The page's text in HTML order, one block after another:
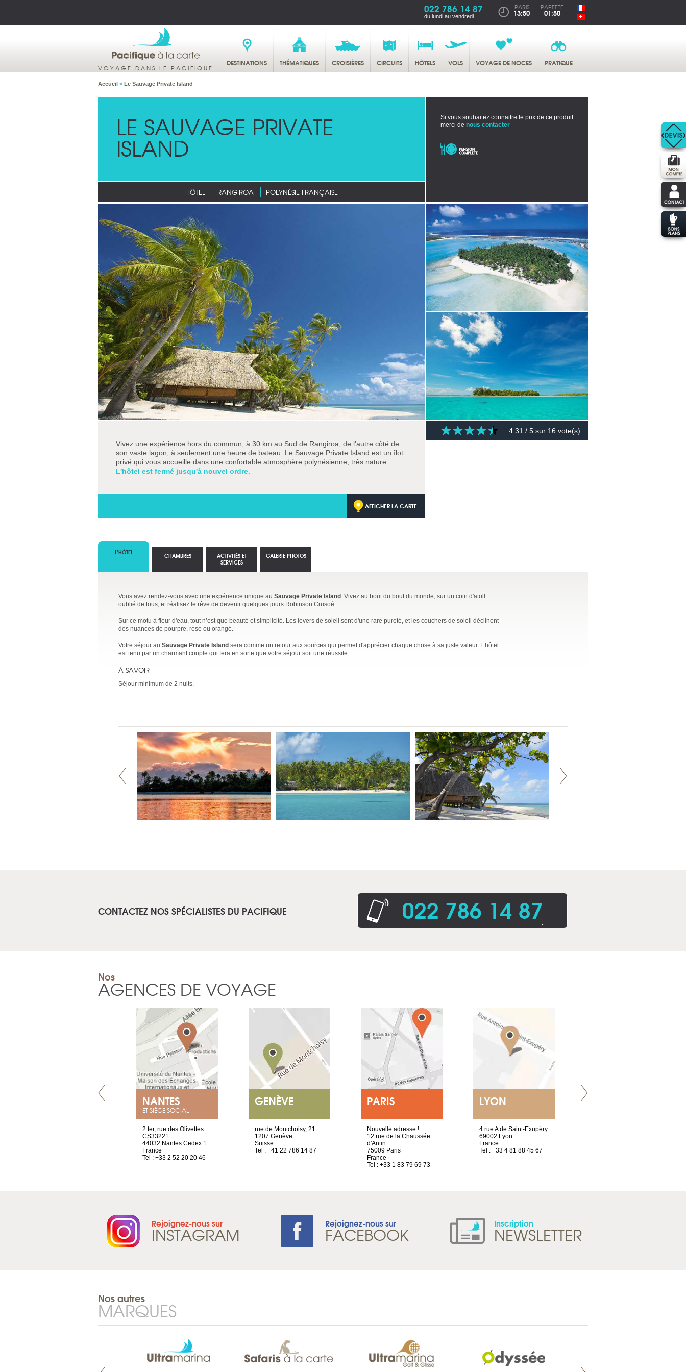
022 786 14 87
du lundi au vendredi
PARIS
13:50
PAPEETE
01:50
VOYAGE DANS LE PACIFIQUE
DESTINATIONS THÉMATIQUES CROISIÈRES CIRCUITS HÔTELS VOLS VOYAGE DE NOCES PRATIQUE
Accueil > Le Sauvage Private Island
LE SAUVAGE PRIVATE
ISLAND
HÔTEL RANGIROA POLYNÉSIE FRANÇAISE
Si vous souhaitez connaitre le prix de ce produit
merci de nous contacter
Vivez une expérience hors du commun, à 30 km au Sud de Rangiroa, de l'autre côté de
son vaste lagon, à seulement une heure de bateau. Le Sauvage Private Island est un îlot
privé qui vous accueille dans une confortable atmosphère polynésienne, très nature.
L'hôtel est fermé jusqu'à nouvel ordre.
AFFICHER LA CARTE
4.31 / 5 sur 16 vote(s)
L’HÔTEL
Vous avez rendez-vous avec une expérience unique au Sauvage Private Island . Vivez au bout du bout du monde, sur un coin d'atoll
oublié de tous, et réalisez le rêve de devenir quelques jours Robinson Crusoé.
Sur ce motu à fleur d'eau, tout n’est que beauté et simplicité. Les levers de soleil sont d'une rare pureté, et les couchers de soleil déclinent
des nuances de pourpre, rose ou orangé.
Votre séjour au Sauvage Private Island sera comme un retour aux sources qui permet d'apprécier chaque chose à sa juste valeur. L’hôtel
est tenu par un charmant couple qui fera en sorte que votre séjour soit une réussite.
À SAVOIR
Séjour minimum de 2 nuits.
CHAMBRES
ACTIVITÉS ET
SERVICES
GALERIE PHOTOS
CONTACTEZ NOS SPÉCIALISTES DU PACIFIQUE 022 786 14 87.
Nos
AGENCES DE VOYAGE
NANTES
ET SIÈGE SOCIAL
2 ter, rue des Olivettes
CS33221
44032 Nantes Cedex 1
France
Tel : +33 2 52 20 20 46
GENÈVE
rue de Montchoisy, 21
1207 Genève
Suisse
Tel : +41 22 786 14 87
PARIS
Nouvelle adresse !
12 rue de la Chaussée
d'Antin
75009 Paris
France
Tel : +33 1 83 79 69 73
LYON
4 rue A de Saint-Exupéry
69002 Lyon
France
Tel : +33 4 81 88 45 67
Rejoignez-nous sur
INSTAGRAM Rejoignez-nous sur
FACEBOOK Inscription
NEWSLETTER
Nos autres
MARQUES